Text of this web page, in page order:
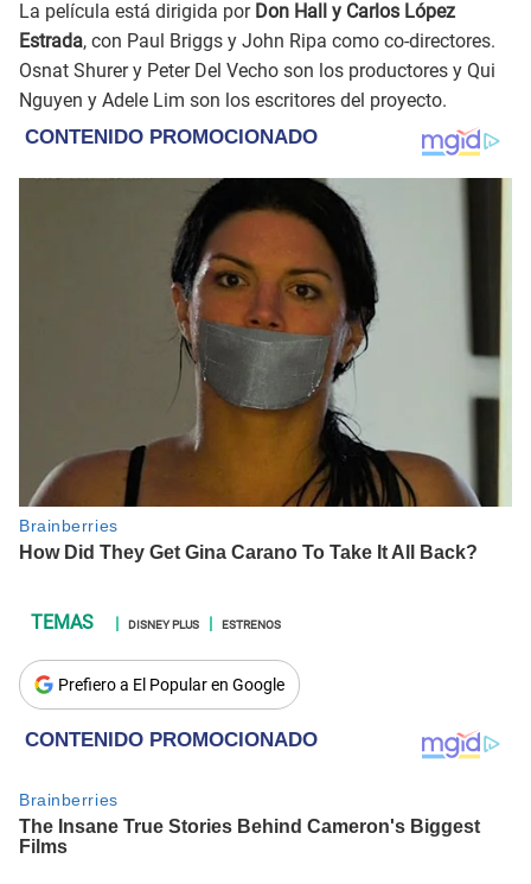
La película está dirigida por Don Hall y Carlos López
Estrada, con Paul Briggs y John Ripa como co-directores.
Osnat Shurer y Peter Del Vecho son los productores y Qui
Nguyen y Adele Lim son los escritores del proyecto.
DISNEY PLUS ESTRENOS
Prefiero a El Popular en Google